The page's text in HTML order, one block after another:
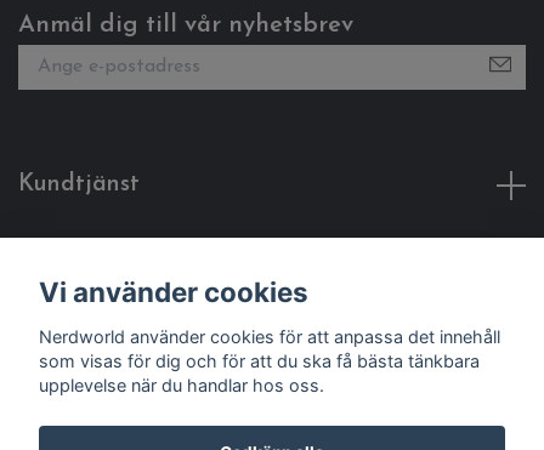
Anmäl dig till vår nyhetsbrev
Kundtjänst
Sociala medier
Vi använder cookies
Nerdworld använder cookies för att anpassa det innehåll
som visas för dig och för att du ska få bästa tänkbara
upplevelse när du handlar hos oss.